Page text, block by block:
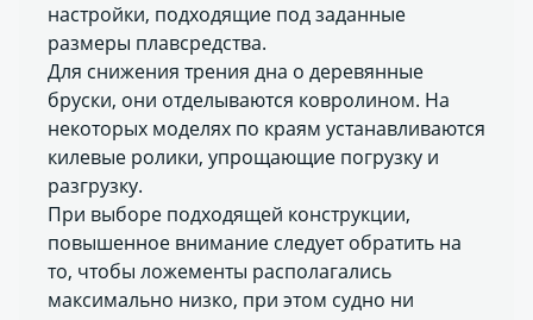
настройки, подходящие под заданные
размеры плавсредства.
Для снижения трения дна о деревянные
бруски, они отделываются ковролином. На
некоторых моделях по краям устанавливаются
килевые ролики, упрощающие погрузку и
разгрузку.
При выборе подходящей конструкции,
повышенное внимание следует обратить на
то, чтобы ложементы располагались
максимально низко, при этом судно ни